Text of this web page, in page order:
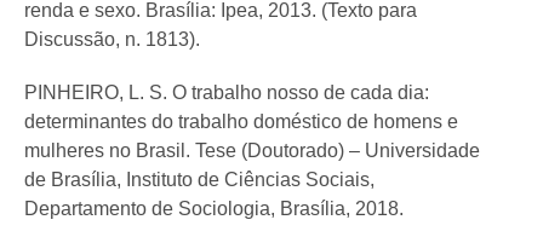
renda e sexo. Brasília: Ipea, 2013. (Texto para
Discussão, n. 1813).
PINHEIRO, L. S. O trabalho nosso de cada dia:
determinantes do trabalho doméstico de homens e
mulheres no Brasil. Tese (Doutorado) – Universidade
de Brasília, Instituto de Ciências Sociais,
Departamento de Sociologia, Brasília, 2018.